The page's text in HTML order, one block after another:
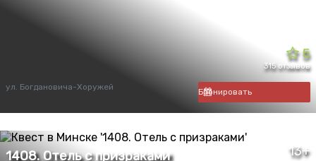
5
315 отзывов
ул. Богдановича-Хоружей Бронировать
13+